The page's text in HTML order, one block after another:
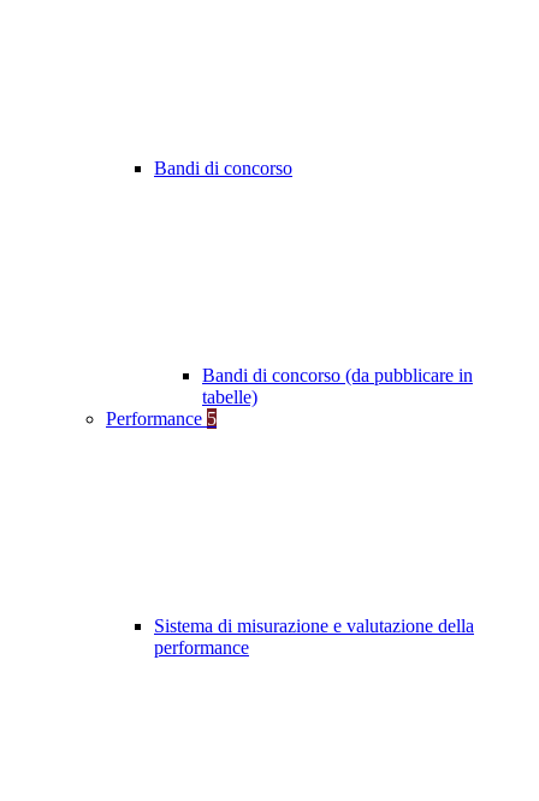
Bandi di concorso
Bandi di concorso (da pubblicare in
tabelle)
Performance 5
Sistema di misurazione e valutazione della
performance